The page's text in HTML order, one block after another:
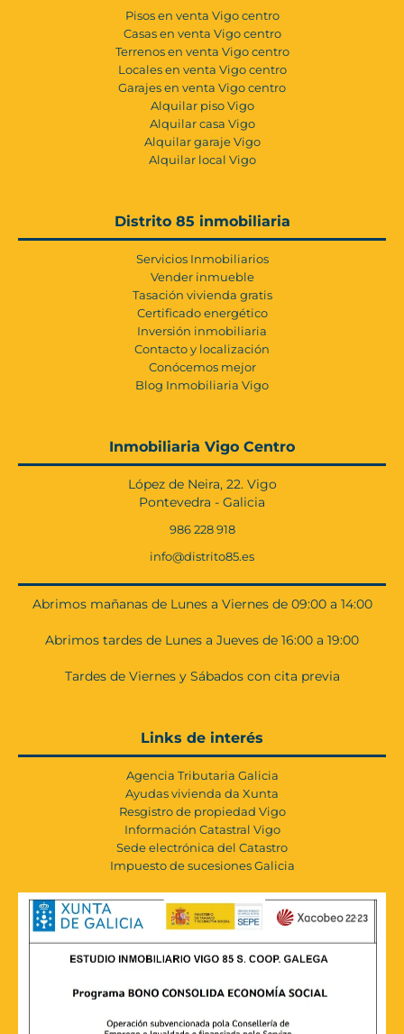
Pisos en venta Vigo centro
Casas en venta Vigo centro
Terrenos en venta Vigo centro
Locales en venta Vigo centro
Garajes en venta Vigo centro
Alquilar piso Vigo
Alquilar casa Vigo
Alquilar garaje Vigo
Alquilar local Vigo
Distrito 85 inmobiliaria
Servicios Inmobiliarios
Vender inmueble
Tasación vivienda gratis
Certificado energético
Inversión inmobiliaria
Contacto y localización
Conócemos mejor
Blog Inmobiliaria Vigo
Inmobiliaria Vigo Centro
López de Neira, 22. Vigo
Pontevedra - Galicia
986 228 918
info@distrito85.es
Abrimos mañanas de Lunes a Viernes de 09:00 a 14:00
Abrimos tardes de Lunes a Jueves de 16:00 a 19:00
Tardes de Viernes y Sábados con cita previa
Links de interés
Agencia Tributaria Galicia
Ayudas vivienda da Xunta
Resgistro de propiedad Vigo
Información Catastral Vigo
Sede electrónica del Catastro
Impuesto de sucesiones Galicia